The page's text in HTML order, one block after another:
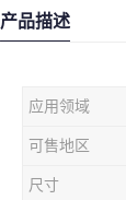
产品描述
应用领域
可售地区
尺寸